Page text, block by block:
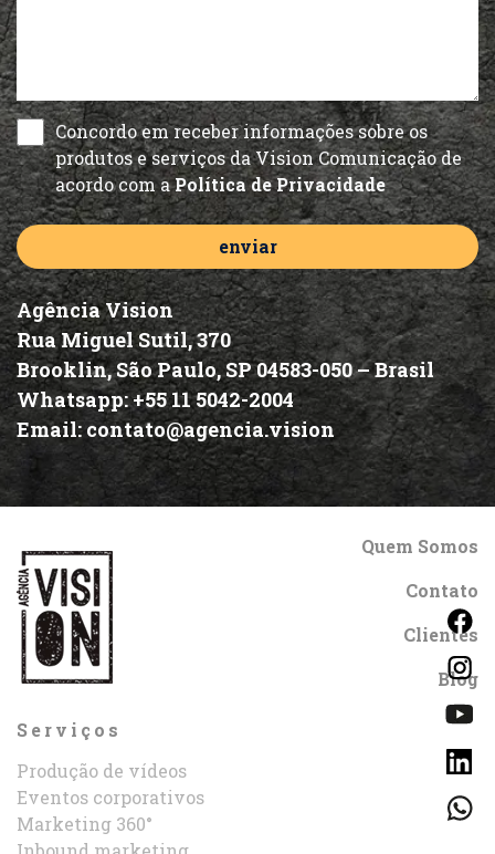
Concordo em receber informações sobre os
produtos e serviços da Vision Comunicação de
acordo com aPolítica de Privacidade
Agência Vision
Rua Miguel Sutil, 370
Brooklin, São Paulo, SP 04583-050 –Brasil
Whatsapp:+55 11 5042-2004
Email: contato@agencia.vision
Quem Somos
Contato
Clientes
Blog
Serviços
Produção de vídeos
Eventos corporativos
Marketing 360°